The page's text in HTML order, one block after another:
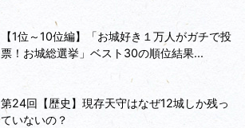
【1位～10位編】「お城好き１万人がガチで投
票！お城総選挙」ベスト30の順位結果...
第24回【歴史】現存天守はなぜ12城しか残っ
ていないの？